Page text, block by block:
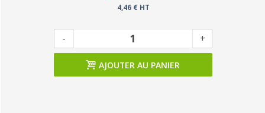
4,46 € HT
- +
AJOUTER AU PANIER